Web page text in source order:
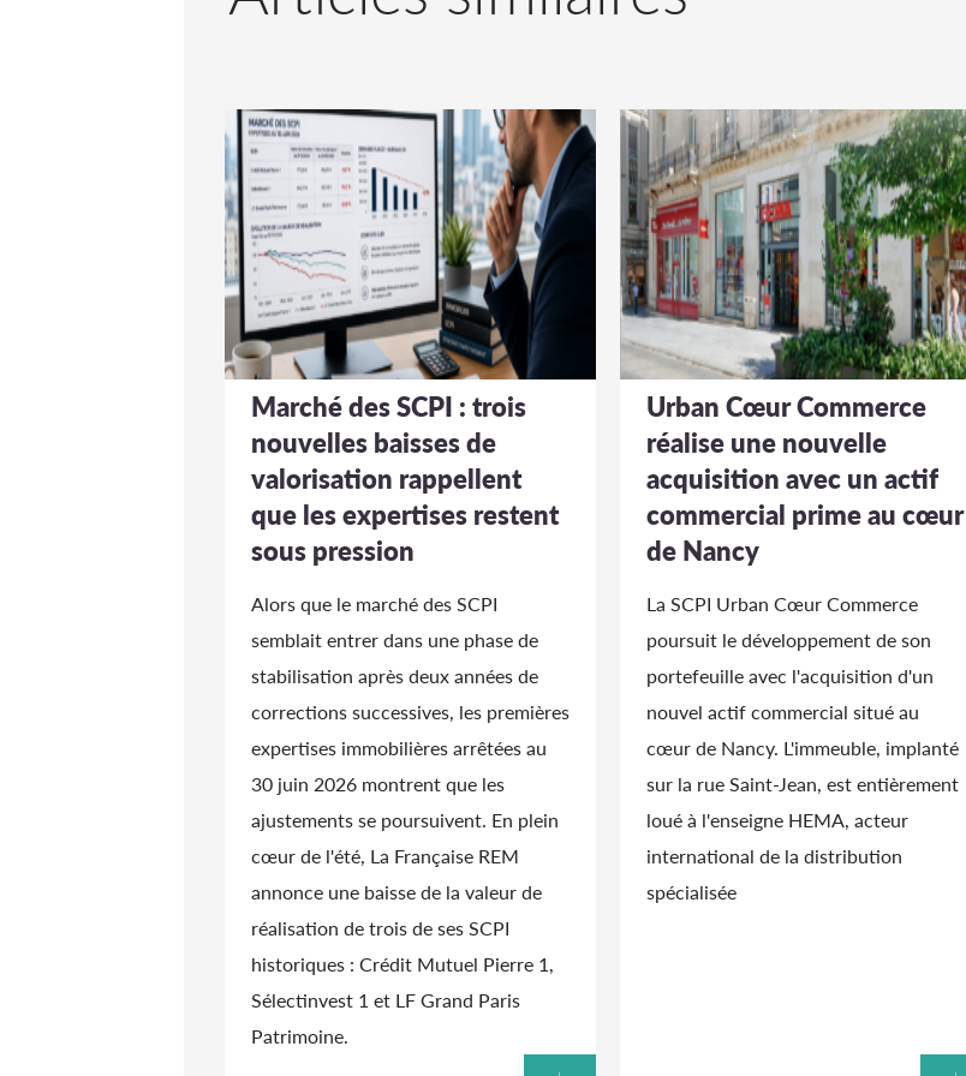
Marché des SCPI : trois
nouvelles baisses de
valorisation rappellent
que les expertises restent
sous pression
Alors que le marché des SCPI
semblait entrer dans une phase de
stabilisation après deux années de
corrections successives, les premières
expertises immobilières arrêtées au
30 juin 2026 montrent que les
ajustements se poursuivent. En plein
cœur de l'été, La Française REM
annonce une baisse de la valeur de
réalisation de trois de ses SCPI
historiques : Crédit Mutuel Pierre 1,
Sélectinvest 1 et LF Grand Paris
Patrimoine.
Urban Cœur Commerce
réalise une nouvelle
acquisition avec un actif
commercial prime au cœur
de Nancy
La SCPI Urban Cœur Commerce
poursuit le développement de son
portefeuille avec l'acquisition d'un
nouvel actif commercial situé au
cœur de Nancy. L'immeuble, implanté
sur la rue Saint-Jean, est entièrement
loué à l'enseigne HEMA, acteur
international de la distribution
spécialisée